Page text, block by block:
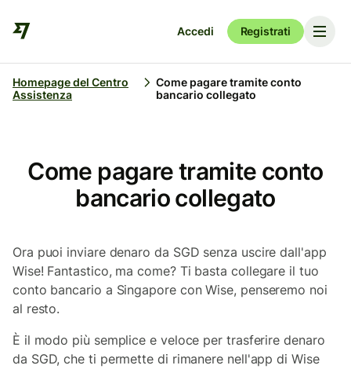
Accedi Registrati
Homepage del Centro
Assistenza
Come pagare tramite conto
bancario collegato
Come pagare tramite conto
bancario collegato
Ora puoi inviare denaro da SGD senza uscire dall'app
Wise! Fantastico, ma come? Ti basta collegare il tuo
conto bancario a Singapore con Wise, penseremo noi
al resto.
È il modo più semplice e veloce per trasferire denaro
da SGD, che ti permette di rimanere nell'app di Wise